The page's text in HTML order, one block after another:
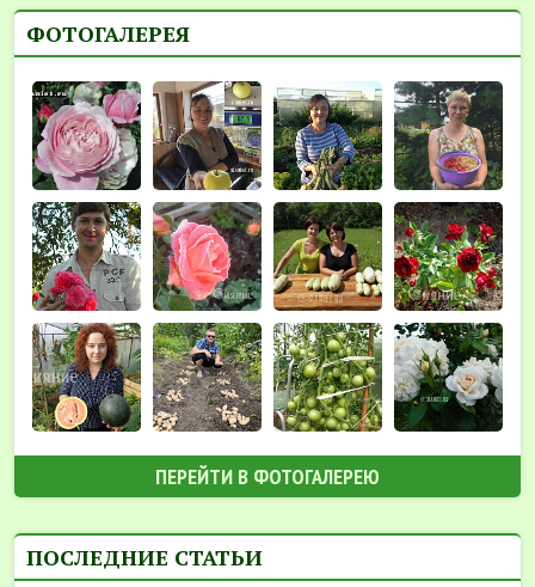
ФОТОГАЛЕРЕЯ
ПЕРЕЙТИ В ФОТОГАЛЕРЕЮ
ПОСЛЕДНИЕ СТАТЬИ